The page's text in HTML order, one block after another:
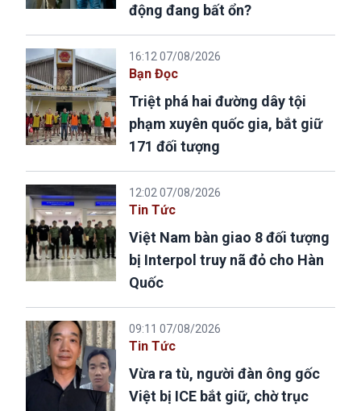
động đang bất ổn?
16:12 07/08/2026
Bạn Đọc
Triệt phá hai đường dây tội
phạm xuyên quốc gia, bắt giữ
171 đối tượng
12:02 07/08/2026
Tin Tức
Việt Nam bàn giao 8 đối tượng
bị Interpol truy nã đỏ cho Hàn
Quốc
09:11 07/08/2026
Tin Tức
Vừa ra tù, người đàn ông gốc
Việt bị ICE bắt giữ, chờ trục